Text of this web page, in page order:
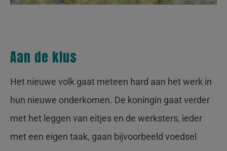
Aan de klus
Het nieuwe volk gaat meteen hard aan het werk in
hun nieuwe onderkomen. De koningin gaat verder
met het leggen van eitjes en de werksters, ieder
met een eigen taak, gaan bijvoorbeeld voedsel